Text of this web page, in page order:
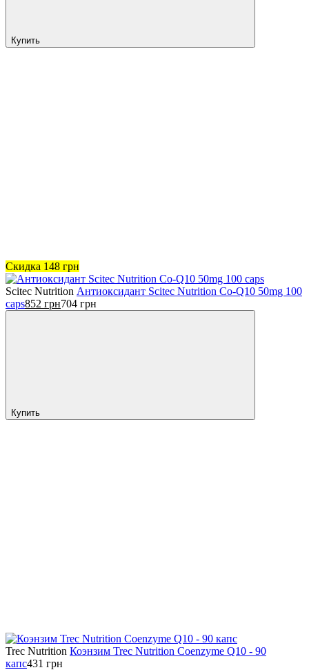
Купить
Скидка 148 грн
Scitec Nutrition Антиоксидант Scitec Nutrition Co-Q10 50mg 100
caps852 грн704 грн
Купить
Trec Nutrition Коэнзим Trec Nutrition Coenzyme Q10 - 90
капс431 грн